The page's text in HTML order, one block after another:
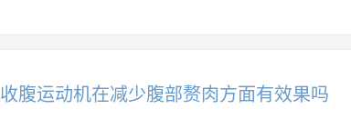
收腹运动机在减少腹部赘肉方面有效果吗